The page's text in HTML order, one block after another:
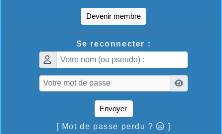
Devenir membre
Se reconnecter :
Envoyer
[ Mot de passe perdu ? ]